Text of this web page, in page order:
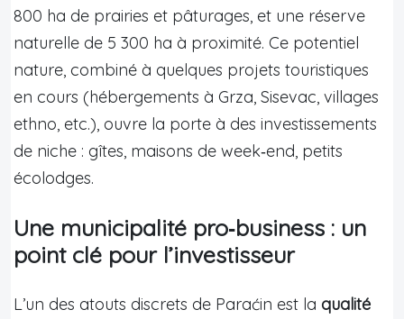
800 ha de prairies et pâturages, et une réserve
naturelle de 5 300 ha à proximité. Ce potentiel
nature, combiné à quelques projets touristiques
en cours (hébergements à Grza, Sisevac, villages
ethno, etc.), ouvre la porte à des investissements
de niche : gîtes, maisons de week‑end, petits
écolodges.
Une municipalité pro‑business : un
point clé pour l’investisseur
L’un des atouts discrets de Paraćin est la qualité